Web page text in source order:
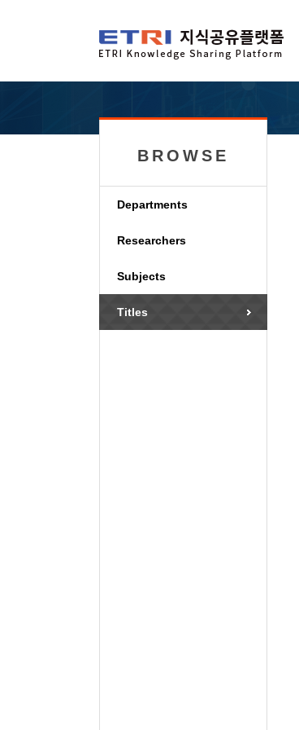
BROWSE
Departments
Researchers
Subjects
Titles